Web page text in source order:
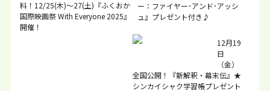
料！12/25(木)～27(土)『ふくおか
国際映画祭 With Everyone 2025』
開催！
ー：ファイヤー･アンド･アッシ
ュ』プレゼント付き♪
12月19
日
（金）
全国公開！『新解釈・幕末伝』★
シンカイシャク学習帳プレゼント